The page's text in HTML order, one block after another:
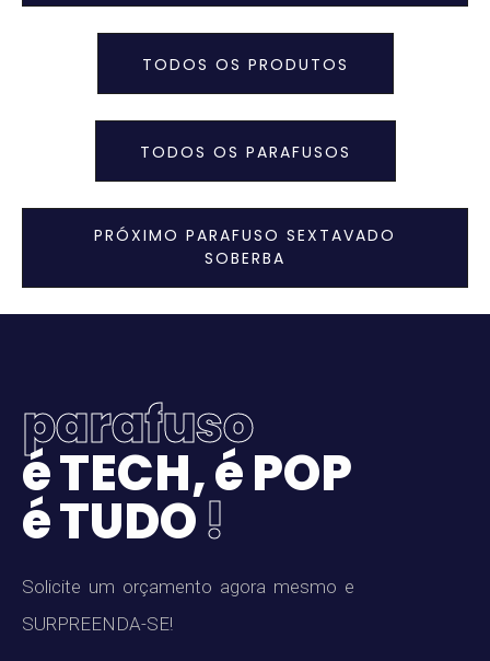
TODOS OS PRODUTOS
TODOS OS PARAFUSOS
PRÓXIMO PARAFUSO SEXTAVADO
SOBERBA
parafuso
éTECH,éPOP
éTUDO!
Solicite um orçamento agora mesmo e
SURPREEN DA-SE!